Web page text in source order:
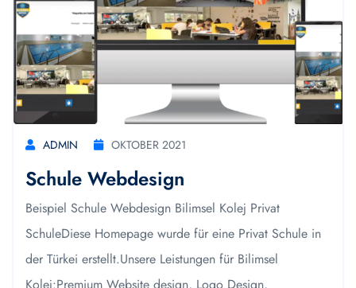
ADMIN OKTOBER 2021
Schule Webdesign
Beispiel Schule Webdesign Bilimsel Kolej Privat
SchuleDiese Homepage wurde für eine Privat Schule in
der Türkei erstellt.Unsere Leistungen für Bilimsel
Kolej:Premium Website design, Logo Design,